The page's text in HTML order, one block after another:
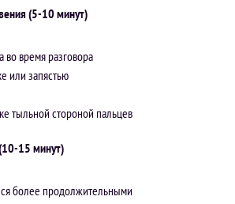
(5-10 минут)
во время разговора
или запястью
тыльной стороной пальцев
15 минут)
более продолжительными